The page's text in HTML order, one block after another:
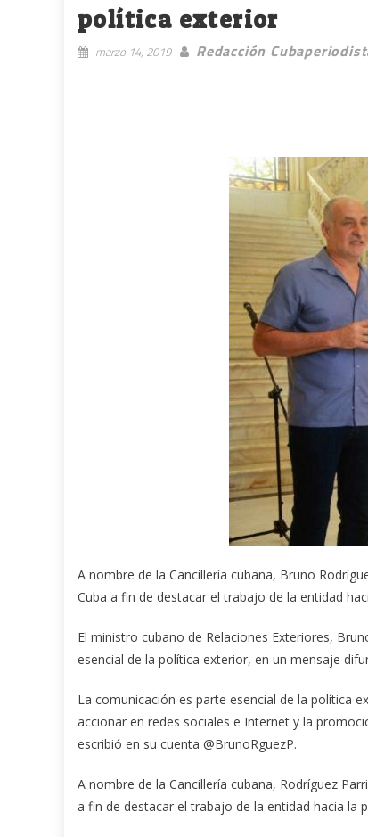
política exterior
marzo 14, 2019 Redacción
A nombre de la Cancillería cubana, Bruno
Cuba a fin de destacar el trabajo de la entidad
El ministro cubano de Relaciones Exteriores,
esencial de la política exterior, en un mensaje
La comunicación es parte esencial de la política
accionar en redes sociales e Internet y la
escribió en su cuenta @BrunoRguezP.
A nombre de la Cancillería cubana, Rodríguez
a fin de destacar el trabajo de la entidad hacia la